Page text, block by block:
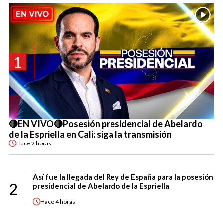
1
🔴EN VIVO🔴Posesión presidencial de Abelardo
de la Espriella en Cali: siga la transmisión
Hace2 horas
2
Así fue la llegada del Rey de España para la posesión
presidencial de Abelardo de la Espriella
Hace4 horas